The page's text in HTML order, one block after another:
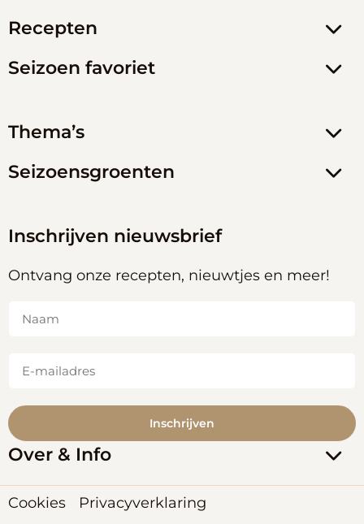
Recepten
Seizoen favoriet
Thema’s
Seizoensgroenten
Inschrijven nieuwsbrief
Ontvang onze recepten, nieuwtjes en meer!
(Vereist)
mailadres
Over & Info
Cookies Privacyverklaring